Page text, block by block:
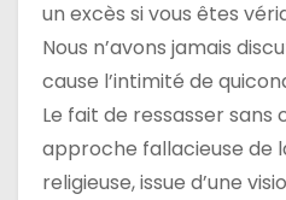
un excès si vous êtes
Nous n’avons jamais
cause l’intimité de
Le fait de ressasser sans
approche fallacieuse de
religieuse, issue d’une